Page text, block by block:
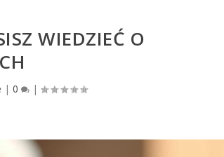
WIEDZIEĆ O
| 0 |